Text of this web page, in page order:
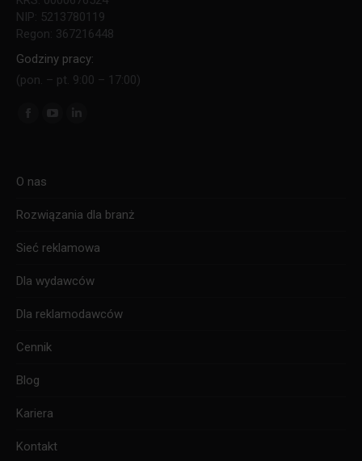
NIP: 5213780119
Regon: 367216448
Godziny pracy:
(pon. – pt. 9:00 – 17:00)
Znajdź nas na:
Facebook
in
new
new
O nas
Rozwiązania dla branż
Sieć reklamowa
Dla wydawców
Dla reklamodawców
Cennik
Blog
Kariera
Kontakt